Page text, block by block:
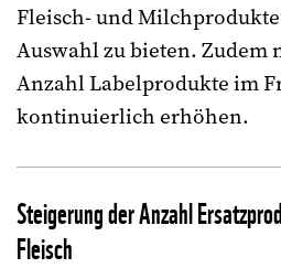
Fleisch- und
Auswahl zu bieten. Zudem
Anzahl Labelprodukte im
kontinuierlich erhöhen.
Steigerung der Anzahl
Fleisch